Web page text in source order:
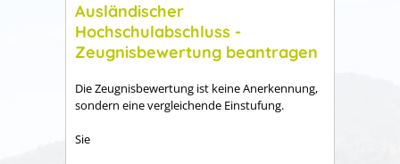
Ausländischer
Hochschulabschluss -
Zeugnisbewertung beantragen
Die Zeugnisbewertung ist keine Anerkennung,
sondern eine vergleichende Einstufung.
Sie